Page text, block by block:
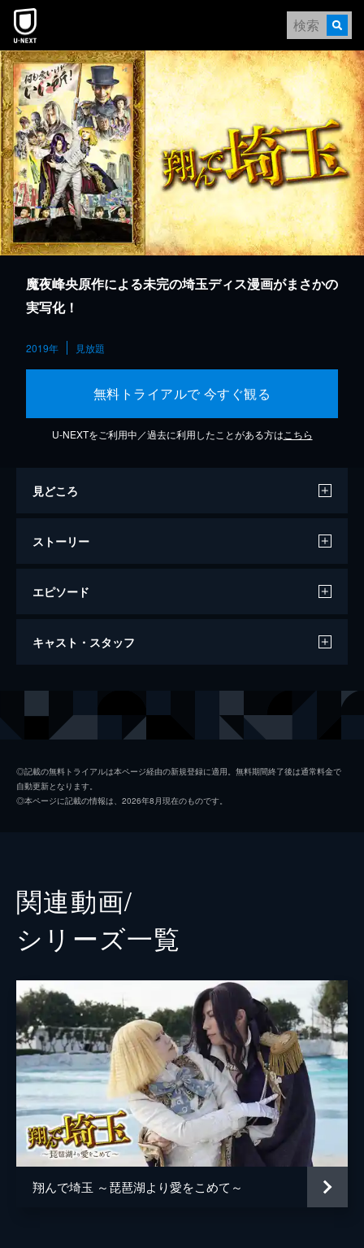
本文へスキップ
魔夜峰央原作による未完の埼玉ディス漫画がまさかの
実写化！
2019年 見放題
無料トライアルで 今すぐ観る
U-NEXTをご利用中／過去に利用したことがある方は こちら
見どころ
ストーリー
エピソード
翔んで埼玉
キャスト・スタッフ
麻実麗 GACKT
埼玉県人の青年
おかよ 益若つばさ
壇ノ浦恵子 武田久美子
西園寺宗十郎 麿赤兒
神奈川県知事 竹中直人
埼玉デューク 京本政樹
鈴木勝大
福山翔大
◎記載の無料トライアルは本ページ経由の新規登録に適用。無料期間終了後は通常料金で
自動更新となります。
◎本ページに記載の情報は、2026年8月現在のものです。
関連動画/
シリーズ⼀覧
翔んで埼玉 ～琵琶湖より愛をこめて～